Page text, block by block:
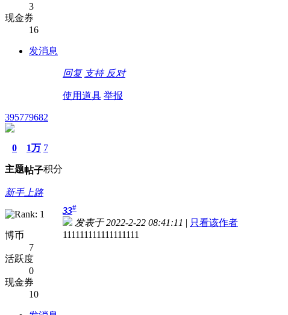
3
现金券
16
发消息
回复 支持 反对
使用道具 举报
395779682
0
主题
1万
帖子
7
积分
新手上路
博币
7
活跃度
0
现金券
10
33#
发表于 2022-2-22 08:41:11 | 只看该作者
111111111111111111